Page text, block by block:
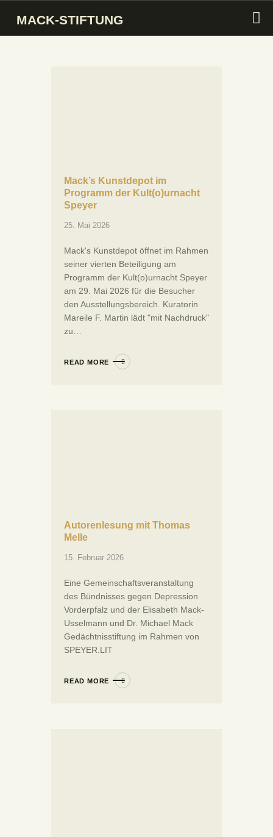
MACK-STIFTUNG
MACK SYMPOSIUM
AKTIVITÄTEN
Mack’s Kunstdepot im
Programm der Kult(o)urnacht
Speyer
25. Mai 2026
Mack's Kunstdepot öffnet im Rahmen
seiner vierten Beteiligung am
Programm der Kult(o)urnacht Speyer
am 29. Mai 2026 für die Besucher
den Ausstellungsbereich. Kuratorin
Mareile F. Martin lädt "mit Nachdruck"
zu…
READ MORE
Autorenlesung mit Thomas
Melle
15. Februar 2026
Eine Gemeinschaftsveranstaltung
des Bündnisses gegen Depression
Vorderpfalz und der Elisabeth Mack-
Usselmann und Dr. Michael Mack
Gedächtnisstiftung im Rahmen von
SPEYER.LIT
READ MORE